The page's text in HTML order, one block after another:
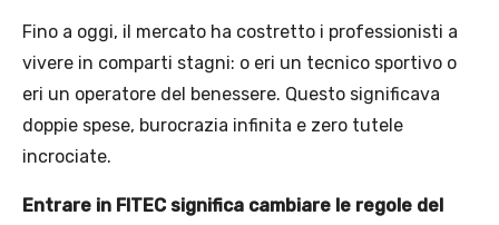
Fino a oggi, il mercato ha costretto i professionisti a
vivere in comparti stagni: o eri un tecnico sportivo o
eri un operatore del benessere. Questo significava
doppie spese, burocrazia infinita e zero tutele
incrociate.
Entrare in FITEC significa cambiare le regole del